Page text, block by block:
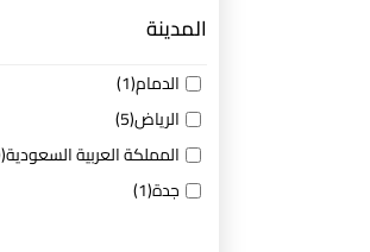
المدينة
الدمام(1)
الرياض(5)
المملكة العربية السعودية(9)
جدة(1)